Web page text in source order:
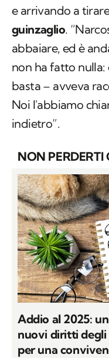
e arrivando a
guinzaglio.
abbaiare, ed è
non ha fatto nulla:
basta – avveva
Noi l'abbiamo
indietro”.
NON PERDERTI
Addio al 2025:
nuovi diritti degli
per una